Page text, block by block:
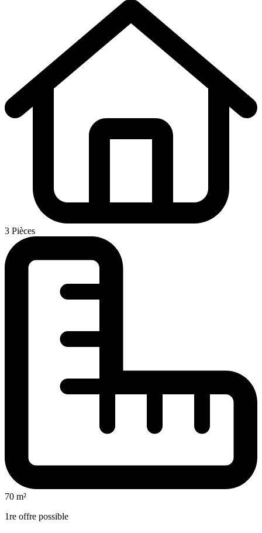
3 Pièces
70 m²
1re offre possible